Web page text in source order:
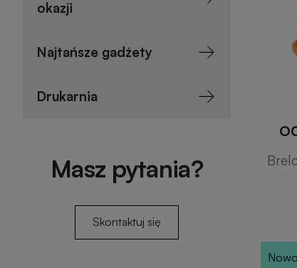
okazji
Najtańsze gadżety
Drukarnia
Masz pytania?
Skontaktuj się